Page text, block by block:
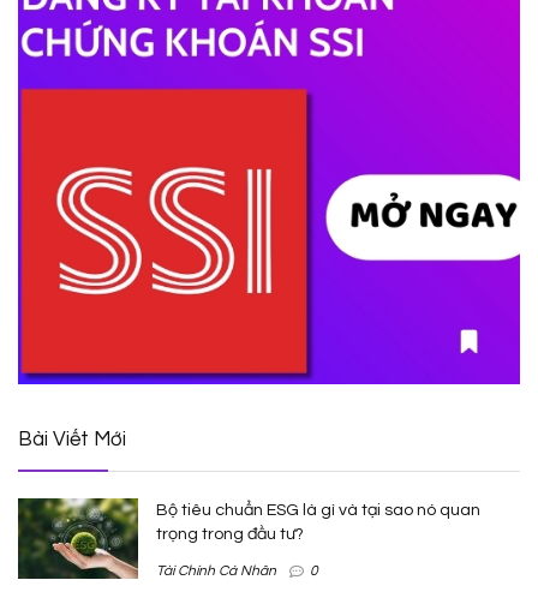
Bài Viết Mới
Bộ tiêu chuẩn ESG là gì và tại sao nó quan
trọng trong đầu tư?
Tài Chính Cá Nhân 0